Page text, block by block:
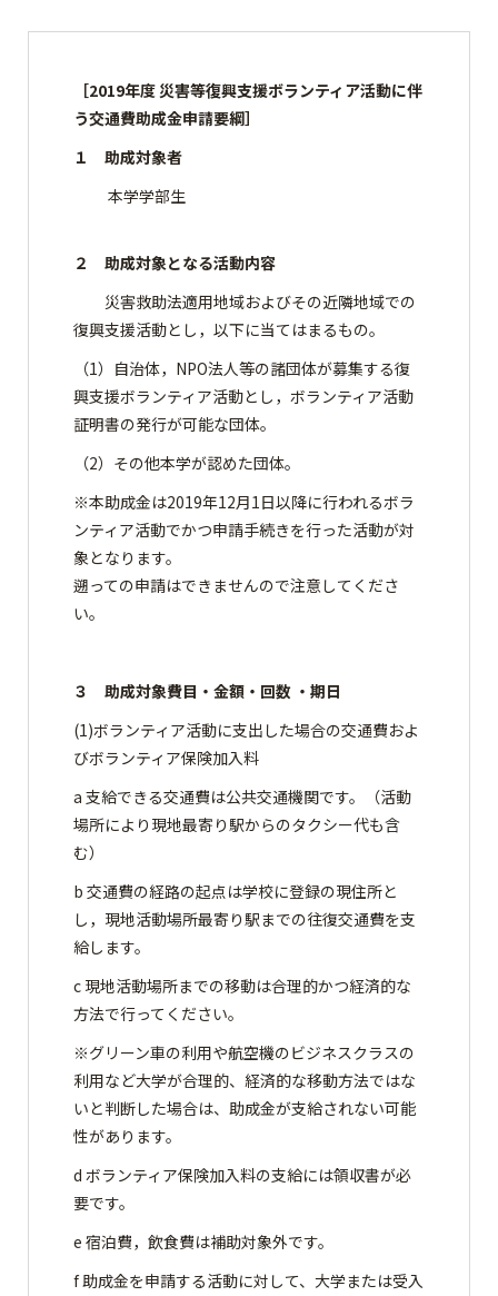
［2019年度 災害等復興支援ボランティア活動に伴
う交通費助成金申請要綱］
１ 助成対象者
本学学部生
２ 助成対象となる活動内容
災害救助法適用地域およびその近隣地域での
復興支援活動とし，以下に当てはまるもの。
（1）自治体，NPO法人等の諸団体が募集する復
興支援ボランティア活動とし，ボランティア活動
証明書の発行が可能な団体。
（2）その他本学が認めた団体。
※本助成金は2019年12月1日以降に行われるボラ
ンティア活動でかつ申請手続きを行った活動が対
象となります。
遡っての申請はできませんので注意してくださ
い。
３ 助成対象費目・金額・回数 ・期日
(1)ボランティア活動に支出した場合の交通費およ
びボランティア保険加入料
a 支給できる交通費は公共交通機関です。（活動
場所により現地最寄り駅からのタクシー代も含
む）
b 交通費の経路の起点は学校に登録の現住所と
し，現地活動場所最寄り駅までの往復交通費を支
給します。
c 現地活動場所までの移動は合理的かつ経済的な
方法で行ってください。
※グリーン車の利用や航空機のビジネスクラスの
利用など大学が合理的、経済的な移動方法ではな
いと判断した場合は、助成金が支給されない可能
性があります。
d ボランティア保険加入料の支給には領収書が必
要です。
e 宿泊費，飲食費は補助対象外です。
f 助成金を申請する活動に対して、大学または受入